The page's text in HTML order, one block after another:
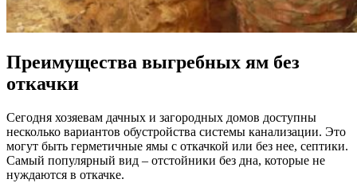
Преимущества выгребных ям без
откачки
Сегодня хозяевам дачных и загородных домов доступны
несколько вариантов обустройства системы канализации. Это
могут быть герметичные ямы с откачкой или без нее, септики.
Самый популярный вид – отстойники без дна, которые не
нуждаются в откачке.